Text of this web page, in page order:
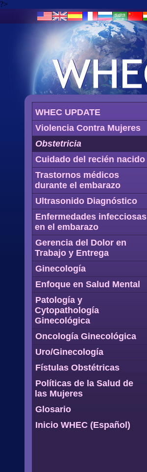
?>
WHEC UPDATE
Violencia Contra Mujeres
Obstetricia
Cuidado del recién nacido
Trastornos médicos
durante el embarazo
Ultrasonido Diagnóstico
Enfermedades infecciosas
en el embarazo
Gerencia del Dolor en
Trabajo y Entrega
Ginecología
Enfoque en Salud Mental
Patología y
Cytopathología
Ginecológica
Oncología Ginecológica
Uro/Ginecología
Fístulas Obstétricas
Políticas de la Salud de
las Mujeres
Glosario
Inicio WHEC (Español)